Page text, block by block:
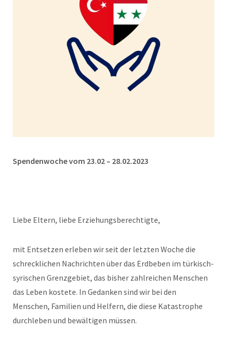
Spendenwoche vom 23.02 – 28.02.2023
Liebe Eltern, liebe Erziehungsberechtigte,
mit Entsetzen erleben wir seit der letzten Woche die
schrecklichen Nachrichten über das Erdbeben im türkisch-
syrischen Grenzgebiet, das bisher zahlreichen Menschen
das Leben kostete. In Gedanken sind wir bei den
Menschen, Familien und Helfern, die diese Katastrophe
durchleben und bewältigen müssen.